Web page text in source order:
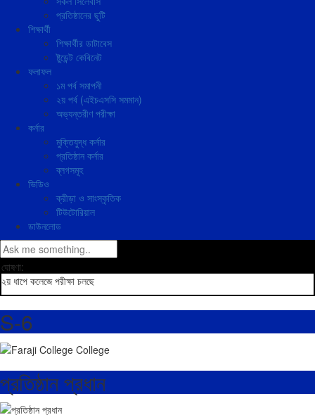
প্রতিষ্ঠানের ছুটি
শিক্ষার্থী
শিক্ষার্থীর ডাটাবেস
ষ্টুডেন্ট কেবিনেট
ফলাফল
১ম পর্ব সমাপনী
২য় পর্ব (এইচএসসি সমমান)
অভ্যন্তরীণ পরীক্ষা
কর্নার
মুক্তিযুদ্ধ কর্নার
প্রতিষ্ঠান কর্নার
ব্লগসমূহ
ভিডিও
ক্রীড়া ও সাংস্কৃতিক
টিউটোরিয়াল
ডাউনলোড
ঘোষণা:
২য় ধাপে কলেজে পরীক্ষা চলছে
S-6
প্রতিষ্ঠান প্রধান